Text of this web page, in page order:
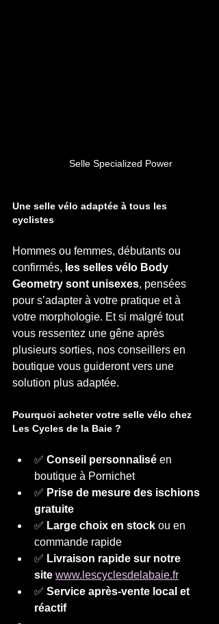
Selle Specialized Power
Une selle vélo adaptée à tous les
cyclistes
Hommes ou femmes, débutants ou
confirmés, les selles vélo Body
Geometry sont unisexes, pensées
pour s’adapter à votre pratique et à
votre morphologie. Et si malgré tout
vous ressentez une gêne après
plusieurs sorties, nos conseillers en
boutique vous guideront vers une
solution plus adaptée.
Pourquoi acheter votre selle vélo chez
Les Cycles de la Baie ?
✅ Conseil personnalisé en
boutique à Pornichet
✅ Prise de mesure des ischions
gratuite
✅ Large choix en stock ou en
commande rapide
✅ Livraison rapide sur notre
site www.lescyclesdelabaie.fr
✅ Service après-vente local et
réactif